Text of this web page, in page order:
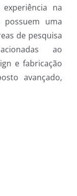
na
uma
de pesquisa
ao
e fabricação
avançado,